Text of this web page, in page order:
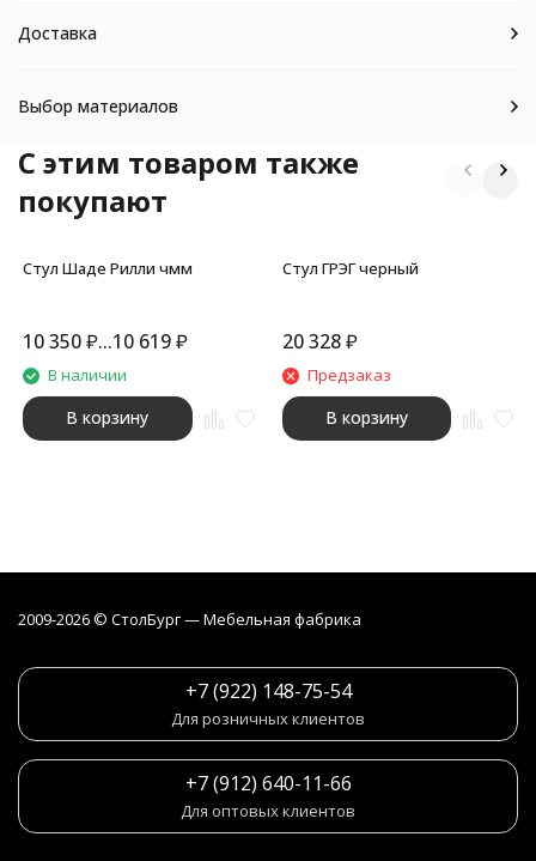
Доставка
Выбор материалов
C этим товаром также
покупают
Стул Шаде Рилли чмм
10 350₽...10 619₽
В наличии
В корзину
Стул ГРЭГ черный
20 328 ₽
Предзаказ
В корзину
2009-2026 © СтолБург — Мебeльная фабрика
+7 (922) 148-75-54
Для розничных клиентов
+7 (912) 640-11-66
Для оптовых клиентов